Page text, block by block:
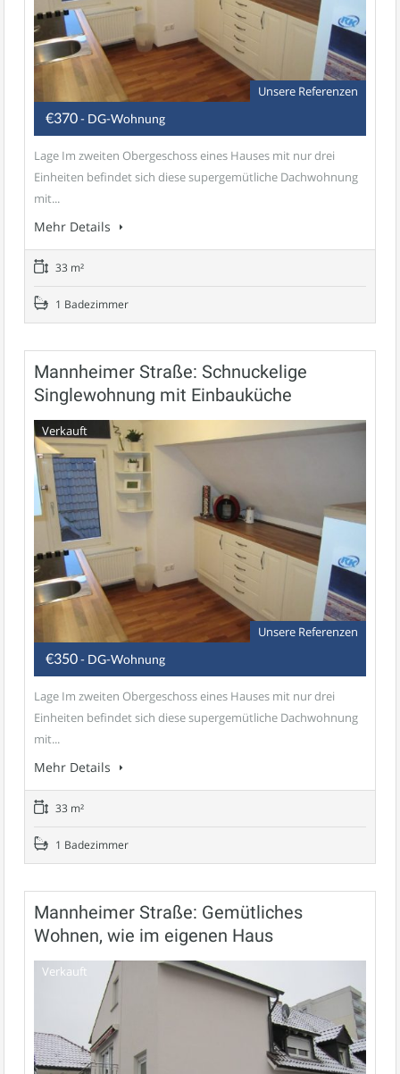
Unsere Referenzen
€370- DG-Wohnung
Lage Im zweiten Obergeschoss eines Hauses mit nur drei
Einheiten befindet sich diese supergemütliche Dachwohnung
mit...
Mehr Details
33 m²
1 Badezimmer
Mannheimer Straße: Schnuckelige
Singlewohnung mit Einbauküche
Verkauft
Unsere Referenzen
€350- DG-Wohnung
Lage Im zweiten Obergeschoss eines Hauses mit nur drei
Einheiten befindet sich diese supergemütliche Dachwohnung
mit...
Mehr Details
33 m²
1 Badezimmer
Mannheimer Straße: Gemütliches
Wohnen, wie im eigenen Haus
Verkauft